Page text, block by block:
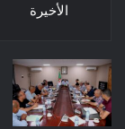
الأخيرة